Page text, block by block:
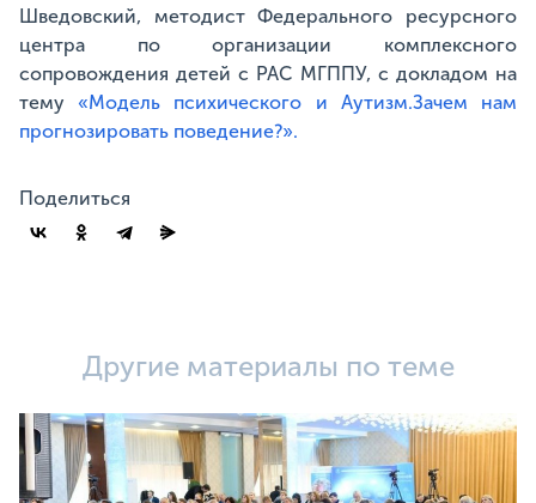
Шведовский, методист Федерального ресурсного
центра по организации комплексного
сопровождения детей с РАС МГППУ, с докладом на
тему «Модель психического и Аутизм.Зачем нам
прогнозировать поведение?».
Поделиться
Другие материалы по теме